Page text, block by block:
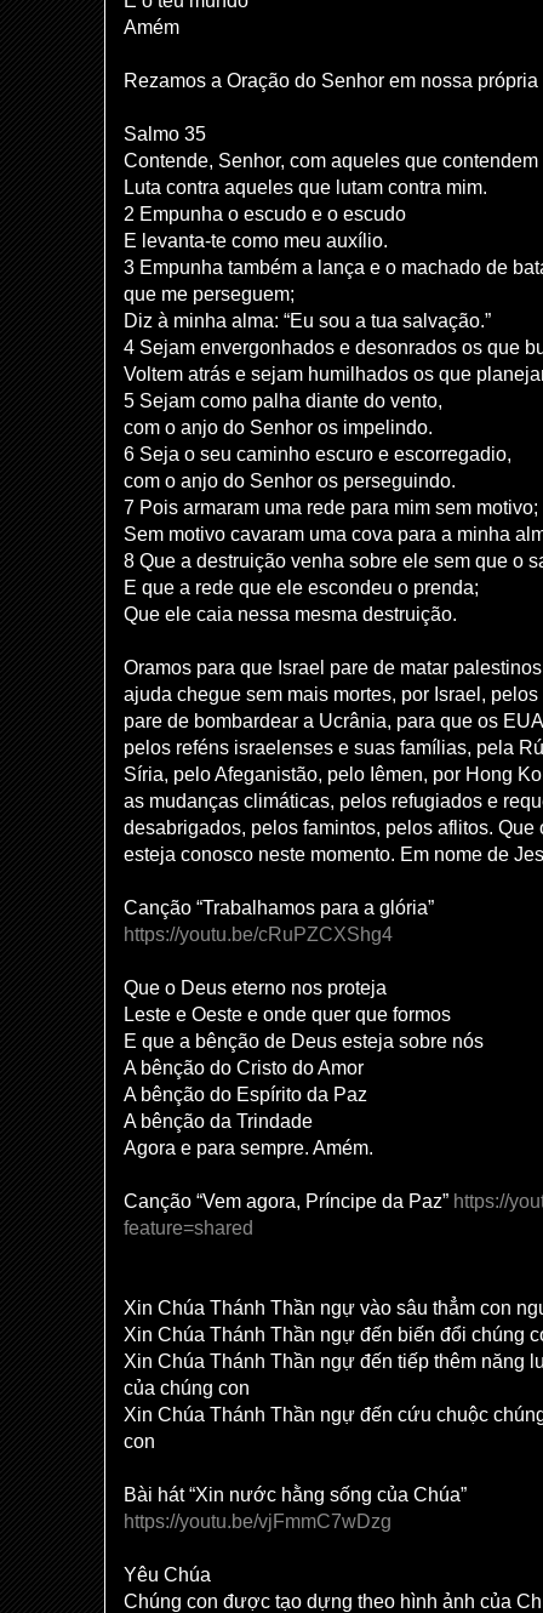
Amém
Rezamos a Oração do Senhor em nossa
Salmo 35
Contende, Senhor, com aqueles que contendem
Luta contra aqueles que lutam contra mim.
2 Empunha o escudo e o escudo
E levanta-te como meu auxílio.
3 Empunha também a lança e o machado de
que me perseguem;
Diz à minha alma: “Eu sou a tua salvação.”
4 Sejam envergonhados e desonrados os que
Voltem atrás e sejam humilhados os que
5 Sejam como palha diante do vento,
com o anjo do Senhor os impelindo.
6 Seja o seu caminho escuro e escorregadio,
com o anjo do Senhor os perseguindo.
7 Pois armaram uma rede para mim sem motivo;
Sem motivo cavaram uma cova para a minha
8 Que a destruição venha sobre ele sem que o
E que a rede que ele escondeu o prenda;
Que ele caia nessa mesma destruição.
Oramos para que Israel pare de matar
ajuda chegue sem mais mortes, por Israel,
pare de bombardear a Ucrânia, para que os
pelos reféns israelenses e suas famílias, pela
Síria, pelo Afeganistão, pelo Iêmen, por Hong
as mudanças climáticas, pelos refugiados e
desabrigados, pelos famintos, pelos aflitos.
esteja conosco neste momento. Em nome de
Canção “Trabalhamos para a glória”
https://youtu.be/cRuPZCXShg4
Que o Deus eterno nos proteja
Leste e Oeste e onde quer que formos
E que a bênção de Deus esteja sobre nós
A bênção do Cristo do Amor
A bênção do Espírito da Paz
A bênção da Trindade
Agora e para sempre. Amém.
Canção “Vem agora, Príncipe da Paz” https://
feature=shared
Xin Chúa Thánh Thần ngự vào sâu thẳm con
Xin Chúa Thánh Thần ngự đến biến đổi chúng
Xin Chúa Thánh Thần ngự đến tiếp thêm năng
của chúng con
Xin Chúa Thánh Thần ngự đến cứu chuộc
con
Bài hát “Xin nước hằng sống của Chúa”
https://youtu.be/vjFmmC7wDzg
Yêu Chúa
Chúng con được tạo dựng theo hình ảnh của